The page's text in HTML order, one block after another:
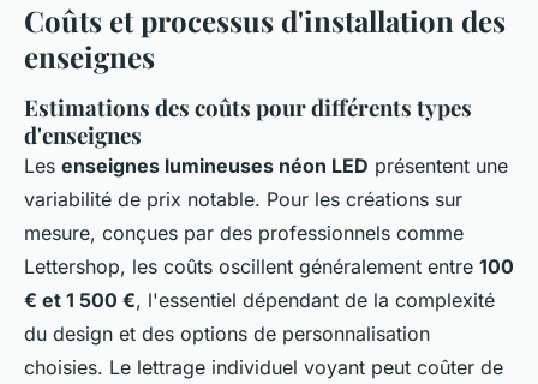
Coûts et processus d'installation des
enseignes
Estimations des coûts pour différents types
d'enseignes
Les enseignes lumineuses néon LED présentent une
variabilité de prix notable. Pour les créations sur
mesure, conçues par des professionnels comme
Lettershop, les coûts oscillent généralement entre 100
€ et 1 500 €, l'essentiel dépendant de la complexité
du design et des options de personnalisation
choisies. Le lettrage individuel voyant peut coûter de